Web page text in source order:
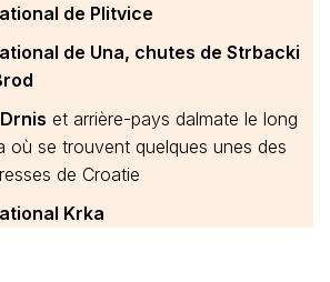
de Plitvice
de Una, chutes de Strbacki
et arrière-pays dalmate le long
où se trouvent quelques unes des
de Croatie
Krka